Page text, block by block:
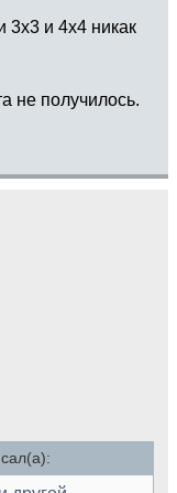
3х3 и 4х4 никак
не получилось.